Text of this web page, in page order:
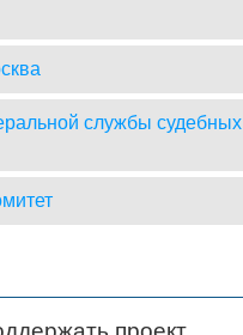
службы судебных